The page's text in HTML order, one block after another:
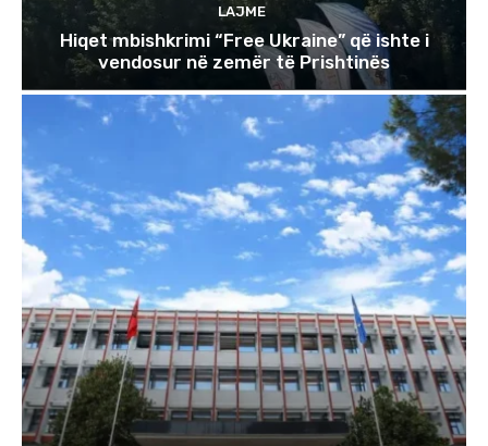
LAJME
Hiqet mbishkrimi “Free Ukraine” që ishte i
vendosur në zemër të Prishtinës